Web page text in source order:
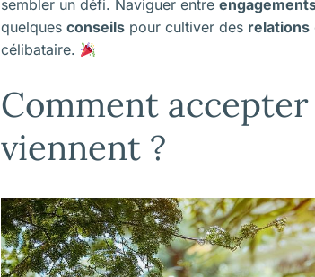
sembler un défi. Naviguer entre
quelques conseils pour cultiver des relations
célibataire.
Comment accepter
viennent ?